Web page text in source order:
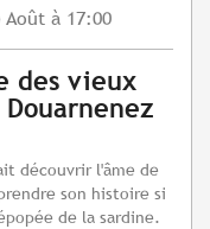
Août à 17:00
des vieux
découvrir l'âme de
son histoire si
de la sardine.